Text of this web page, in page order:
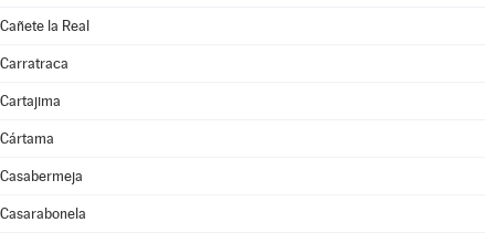
Cañete la Real
Carratraca
Cartajima
Cártama
Casabermeja
Casarabonela